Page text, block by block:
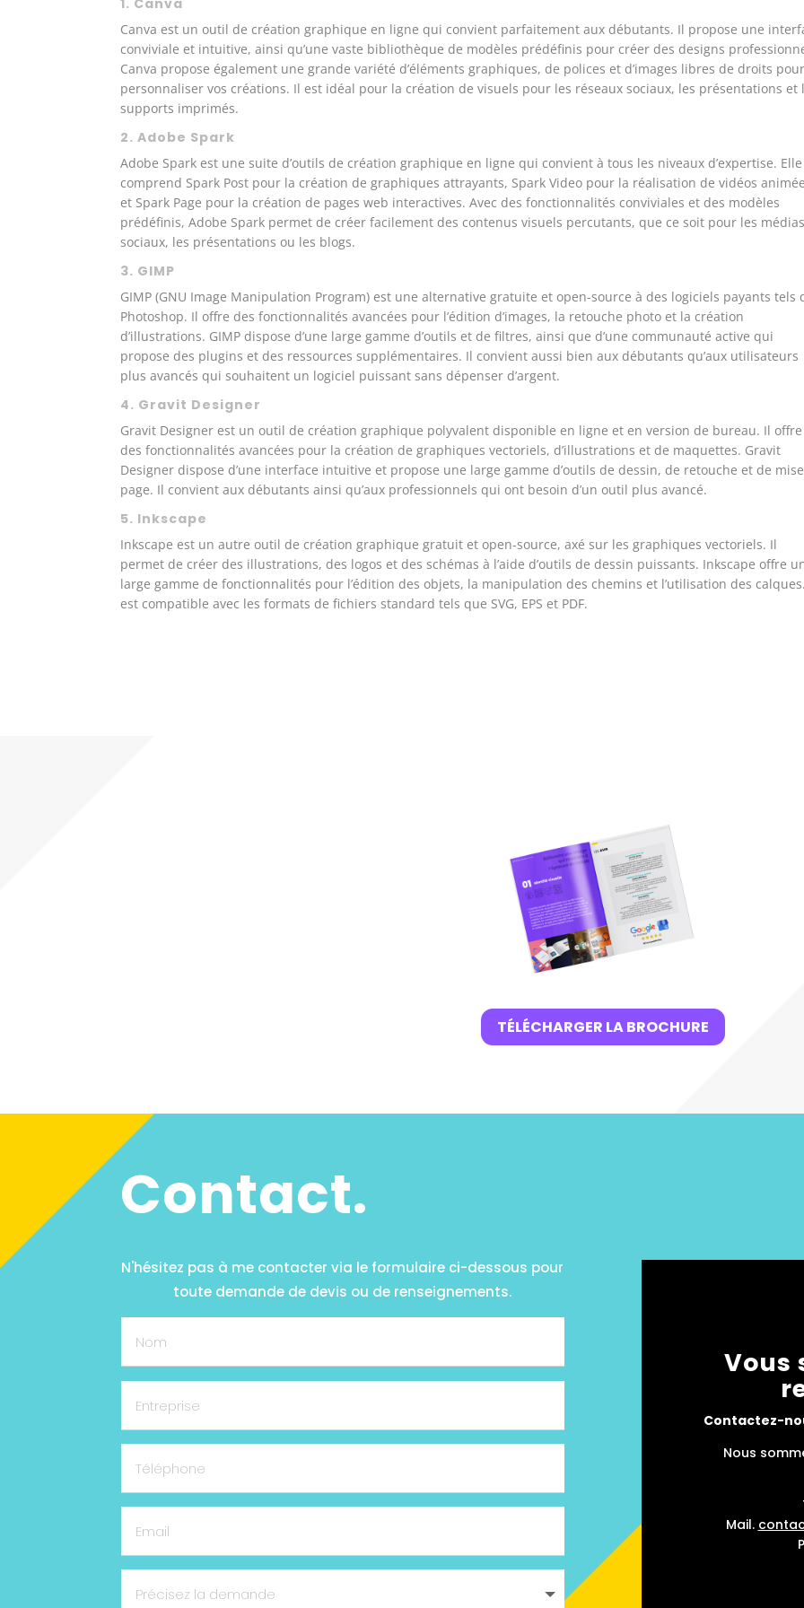
1. Canva
Canva est un outil de création graphique en ligne qui convient parfaitement aux débutants. Il propose une
conviviale et intuitive, ainsi qu’une vaste bibliothèque de modèles prédéfinis pour créer des designs
Canva propose également une grande variété d’éléments graphiques, de polices et d’images libres de droits pour
personnaliser vos créations. Il est idéal pour la création de visuels pour les réseaux sociaux, les présentations et
supports imprimés.
2. Adobe Spark
Adobe Spark est une suite d’outils de création graphique en ligne qui convient à tous les niveaux d’expertise. Elle
comprend Spark Post pour la création de graphiques attrayants, Spark Video pour la réalisation de vidéos
et Spark Page pour la création de pages web interactives. Avec des fonctionnalités conviviales et des modèles
prédéfinis, Adobe Spark permet de créer facilement des contenus visuels percutants, que ce soit pour les médias
sociaux, les présentations ou les blogs.
3. GIMP
GIMP (GNU Image Manipulation Program) est une alternative gratuite et open-source à des logiciels payants tels
Photoshop. Il offre des fonctionnalités avancées pour l’édition d’images, la retouche photo et la création
d’illustrations. GIMP dispose d’une large gamme d’outils et de filtres, ainsi que d’une communauté active qui
propose des plugins et des ressources supplémentaires. Il convient aussi bien aux débutants qu’aux utilisateurs
plus avancés qui souhaitent un logiciel puissant sans dépenser d’argent.
4. Gravit Designer
Gravit Designer est un outil de création graphique polyvalent disponible en ligne et en version de bureau. Il offre
des fonctionnalités avancées pour la création de graphiques vectoriels, d’illustrations et de maquettes. Gravit
Designer dispose d’une interface intuitive et propose une large gamme d’outils de dessin, de retouche et de
page. Il convient aux débutants ainsi qu’aux professionnels qui ont besoin d’un outil plus avancé.
5. Inkscape
Inkscape est un autre outil de création graphique gratuit et open-source, axé sur les graphiques vectoriels. Il
permet de créer des illustrations, des logos et des schémas à l’aide d’outils de dessin puissants. Inkscape offre
large gamme de fonctionnalités pour l’édition des objets, la manipulation des chemins et l’utilisation des
est compatible avec les formats de fichiers standard tels que SVG, EPS et PDF.
TÉLÉCHARGER LA BROCHURE
Contact.
N'hésitez pas à me contacter via le formulaire ci-dessous pour
toute demande de devis ou de renseignements.
Vous
Contactez-
Nous
Mail.